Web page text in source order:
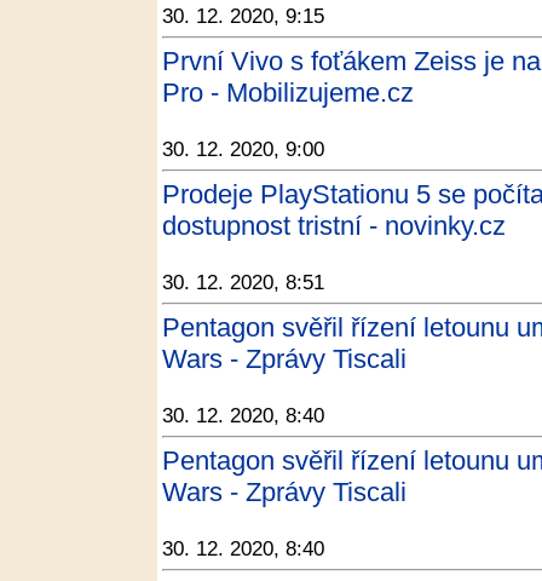
30. 12. 2020, 9:15
První Vivo s foťákem Zeiss je
Pro - Mobilizujeme.cz
30. 12. 2020, 9:00
Prodeje PlayStationu 5 se
dostupnost tristní - novinky.cz
30. 12. 2020, 8:51
Pentagon svěřil řízení letounu
Wars - Zprávy Tiscali
30. 12. 2020, 8:40
Pentagon svěřil řízení letounu
Wars - Zprávy Tiscali
30. 12. 2020, 8:40